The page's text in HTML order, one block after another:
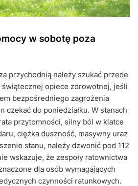
w sobotę poza
przychodnią należy szukać przede
opiece zdrowotnej, jeśli
bezpośredniego zagrożenia
czekać do poniedziałku. W stanach
przytomności, silny ból w klatce
ciężka duszność, masywny uraz
stanu, należy dzwonić pod 112
wskazuje, że zespoły ratownictwa
dla osób wymagających
czynności ratunkowych.